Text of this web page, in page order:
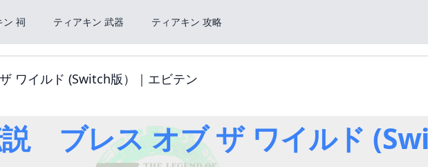
ン 祠 ティアキン 武器 ティアキン 攻略
ワイルド (Switch版）｜エビテン
ブレス オブ ザ ワイルド